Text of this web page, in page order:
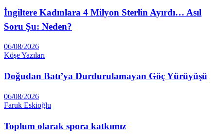
İngiltere Kadınlara 4 Milyon Sterlin Ayırdı… Asıl
Soru Şu: Neden?
06/08/2026
Köşe Yazıları
Doğudan Batı’ya Durdurulamayan Göç Yürüyüşü
06/08/2026
Faruk Eskioğlu
Toplum olarak spora katkımız